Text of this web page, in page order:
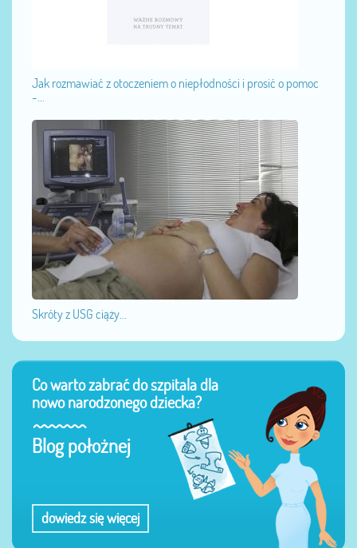
Jak rozmawiać z otoczeniem o niepłodności i prosić o pomoc
-...
Skróty z USG ciąży...
Co warto zabrać do szpitala dla
nowo narodzonego dziecka?
Blog położnej
dowiedz się więcej